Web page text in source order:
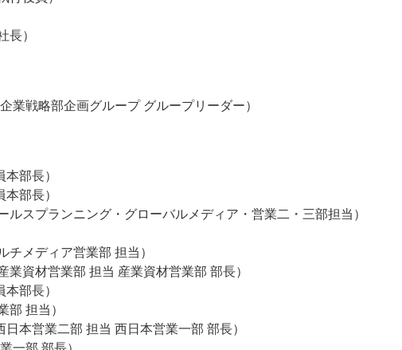
長）
業戦略部企画グループ グループリーダー）
部長）
部長）
スプランニング・グローバルメディア・営業二・三部担当）
メディア営業部 担当）
資材営業部 担当 産業資材営業部 部長）
部長）
部 担当）
本営業二部 担当 西日本営業一部 部長）